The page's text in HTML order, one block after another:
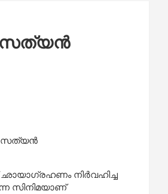
സത്യന്‍
നിര്‍വഹിച്ച
സിനിമയാണ്